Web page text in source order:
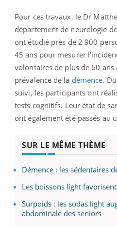
Pour ces travaux, le Dr
département de neurologie
ont étudié près de 2 900
45 ans pour mesurer
volontaires de plus de 60 ans
prévalence de la démence.
suivi, les participants ont
tests cognitifs. Leur état de
ont également été passés au
SUR LE MÊME THÈME
Démence : les sédentaires
Les boissons light
Surpoids : les sodas light
abdominale des seniors